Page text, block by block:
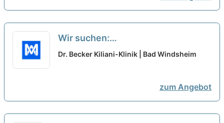
Wir suchen:
Erzieher/Kinderpfleger/
Dr. Becker Kiliani-Klinik | Bad Windsheim
zum Angebot